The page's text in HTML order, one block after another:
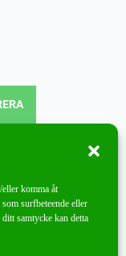
komma åt
surfbeteende eller
samtycke kan detta